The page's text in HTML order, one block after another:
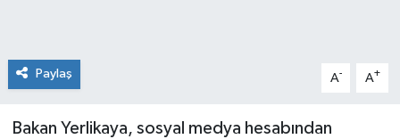
Paylaş A- A+
Bakan Yerlikaya, sosyal medya hesabından